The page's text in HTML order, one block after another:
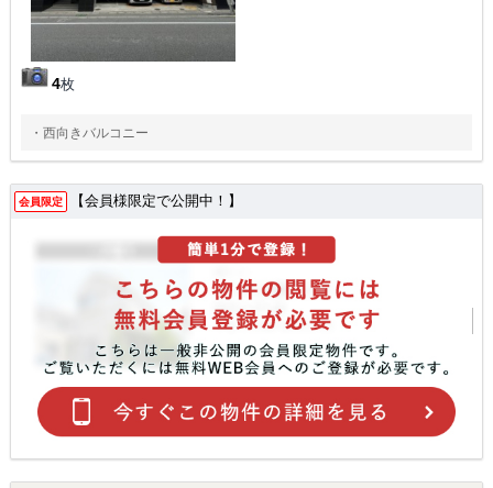
4枚
・西向きバルコニー
会員限定 【会員様限定で公開中！】